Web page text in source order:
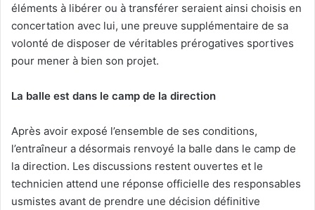
éléments à libérer ou à transférer seraient ainsi choisis en
concertation avec lui, une preuve supplémentaire de sa
volonté de disposer de véritables prérogatives sportives
pour mener à bien son projet.
La balle est dans le camp de la direction
Après avoir exposé l’ensemble de ses conditions,
l’entraîneur a désormais renvoyé la balle dans le camp de
la direction. Les discussions restent ouvertes et le
technicien attend une réponse officielle des responsables
usmistes avant de prendre une décision définitive